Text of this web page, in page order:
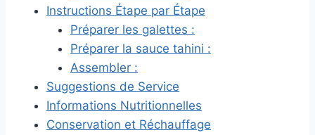
Instructions Étape par Étape
Préparer les galettes :
Préparer la sauce tahini :
Assembler :
Suggestions de Service
Informations Nutritionnelles
Conservation et Réchauffage